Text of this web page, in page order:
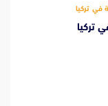
في تركيا
تركيا